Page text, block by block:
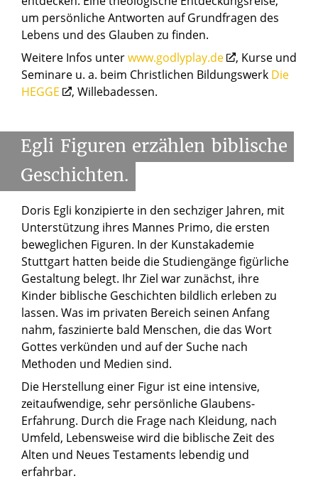
um persönliche Antworten auf Grundfragen des
Lebens und des Glauben zu finden.
Weitere Infos unterwww.godlyplay.de
, Kurse und
Seminare u. a. beim Christlichen Bildungswerk Die
HEGGE
, Willebadessen.
Egli Figuren erzählen biblische
Geschichten.
Doris Egli konzipierte in den sechziger Jahren, mit
Unterstützung ihres Mannes Primo, die ersten
beweglichen Figuren. In der Kunstakademie
Stuttgart hatten beide die Studiengänge figürliche
Gestaltung belegt. Ihr Ziel war zunächst, ihre
Kinder biblische Geschichten bildlich erleben zu
lassen. Was im privaten Bereich seinen Anfang
nahm, faszinierte bald Menschen, die das Wort
Gottes verkünden und auf der Suche nach
Methoden und Medien sind.
Die Herstellung einer Figur ist eine intensive,
zeitaufwendige, sehr persönliche Glaubens-
Erfahrung. Durch die Frage nach Kleidung, nach
Umfeld, Lebensweise wird die biblische Zeit des
Alten und Neues Testaments lebendig und
erfahrbar.